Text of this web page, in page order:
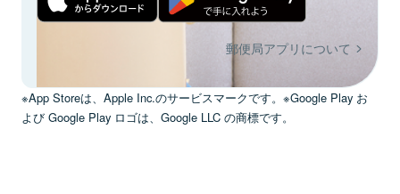
郵便局アプリについて
※App Storeは、Apple Inc.のサービスマークです。※Google Play お
よび Google Play ロゴは、Google LLC の商標です。